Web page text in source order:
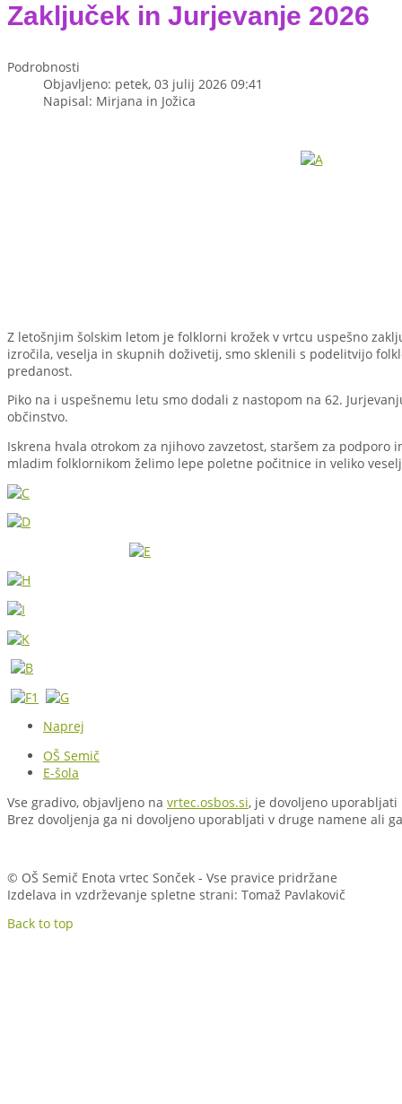
Zaključek in Jurjevanje 2026
Podrobnosti
Objavljeno: petek, 03 julij 2026 09:41
Napisal: Mirjana in Jožica
Z letošnjim šolskim letom je folklorni krožek v vrtcu uspešno
izročila, veselja in skupnih doživetij, smo sklenili s podelitvijo
predanost.
Piko na i uspešnemu letu smo dodali z nastopom na 62.
občinstvo.
Iskrena hvala otrokom za njihovo zavzetost, staršem za
mladim folklornikom želimo lepe poletne počitnice in veliko
Naprej
OŠ Semič
E-šola
Vse gradivo, objavljeno na vrtec.osbos.si, je dovoljeno uporabljati
Brez dovoljenja ga ni dovoljeno uporabljati v druge namene ali
© OŠ Semič Enota vrtec Sonček - Vse pravice pridržane
Izdelava in vzdrževanje spletne strani: Tomaž Pavlakovič
Back to top